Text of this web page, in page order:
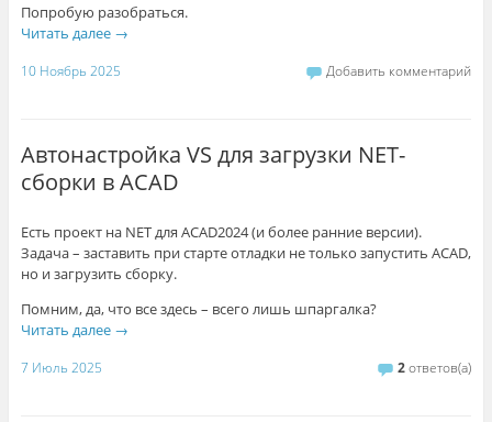
Попробую разобраться.
Читать далее →
10 Ноябрь 2025 Добавить комментарий
Автонастройка VS для загрузки NET-
сборки в ACAD
Есть проект на NET для ACAD2024 (и более ранние версии).
Задача – заставить при старте отладки не только запустить ACAD,
но и загрузить сборку.
Помним, да, что все здесь – всего лишь шпаргалка?
Читать далее →
7 Июль 2025 2ответов(а)